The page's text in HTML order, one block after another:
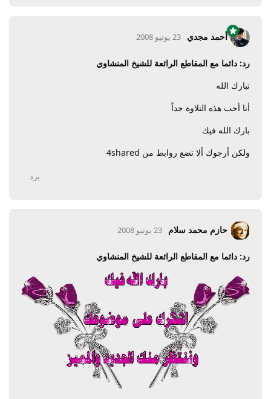
أحمد مجدي 23 يونيو 2008
رد: دائما مع المقاطع الرائعة للشيخ المنشاوي
تبارك الله
أنا أحب هذه التلاوة جداً
بارك الله فيك
ولكن أرجوك ألا تضع روابط من 4shared
يرد
حازم محمد سلام 23 يونيو 2008
رد: دائما مع المقاطع الرائعة للشيخ المنشاوي